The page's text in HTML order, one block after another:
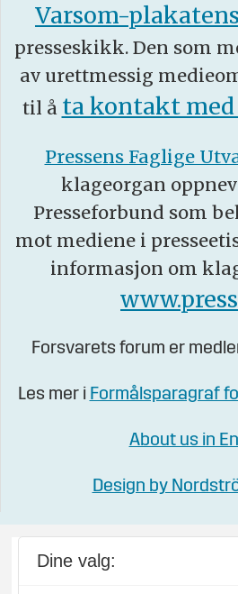
Varsom-plakatens
presseskikk. Den som
av urettmessig
til å ta kontakt
Pressens Faglige
klageorgan
Presseforbund som
mot mediene i
informasjon om
Forsvarets forum er
Les mer i Formålsparagraf
About us in
Design by
Dine valg: